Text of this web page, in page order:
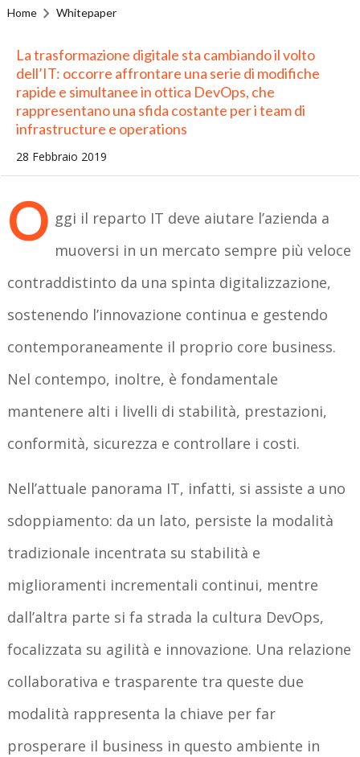
Home Whitepaper
La trasformazione digitale sta cambiando il volto
dell’IT: occorre affrontare una serie di modifiche
rapide e simultanee in ottica DevOps, che
rappresentano una sfida costante per i team di
infrastructure e operations
28 Febbraio 2019
O ggi il reparto IT deve aiutare l’azienda a
muoversi in un mercato sempre più veloce
contraddistinto da una spinta digitalizzazione,
sostenendo l’innovazione continua e gestendo
contemporaneamente il proprio core business.
Nel contempo, inoltre, è fondamentale
mantenere alti i livelli di stabilità, prestazioni,
conformità, sicurezza e controllare i costi.
Nell’attuale panorama IT, infatti, si assiste a uno
sdoppiamento: da un lato, persiste la modalità
tradizionale incentrata su stabilità e
miglioramenti incrementali continui, mentre
dall’altra parte si fa strada la cultura DevOps,
focalizzata su agilità e innovazione. Una relazione
collaborativa e trasparente tra queste due
modalità rappresenta la chiave per far
prosperare il business in questo ambiente in